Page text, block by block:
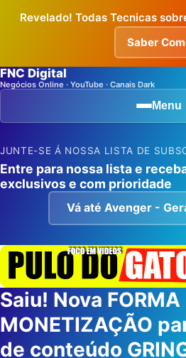
Revelado! Todas Tecnicas
Saber
FNC Digital
Negócios Online · YouTube · Canais Dark
Menu
JUNTE-SE Á NOSSA LISTA DE
Entre para nossa lista e
exclusivos e com prioridade
Vá até Avenger -
Saiu! Nova FORMA
MONETIZAÇÃO
de conteúdo